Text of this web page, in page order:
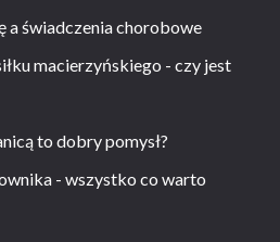
a świadczenia chorobowe
macierzyńskiego - czy jest
to dobry pomysł?
- wszystko co warto